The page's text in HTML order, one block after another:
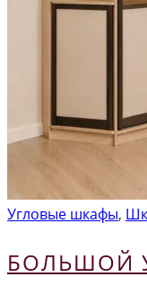
Угловые шкафы,
БОЛЬШОЙ